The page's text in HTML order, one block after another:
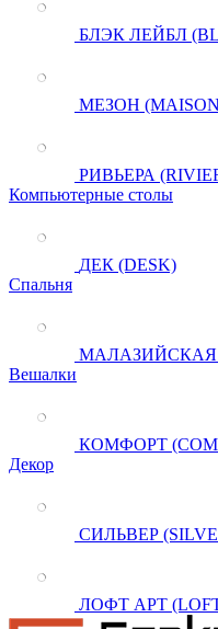
БЛЭК ЛЕЙБЛ
МЕЗОН
РИВЬЕРА
Компьютерные столы
ДЕК (DESK)
Спальня
МАЛАЗИЙСКАЯ
Вешалки
КОМФОРТ
Декор
СИЛЬВЕР
ЛОФТ АРТ